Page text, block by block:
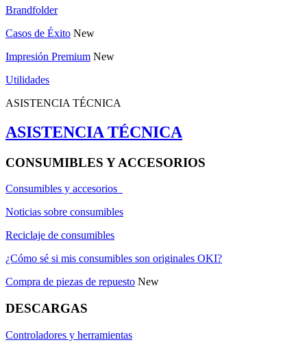
Brandfolder
Casos de Éxito New
Impresión Premium New
Utilidades
ASISTENCIA TÉCNICA
ASISTENCIA TÉCNICA
CONSUMIBLES Y ACCESORIOS
Consumibles y accesorios
Noticias sobre consumibles
Reciclaje de consumibles
¿Cómo sé si mis consumibles son originales OKI?
Compra de piezas de repuesto New
DESCARGAS
Controladores y herramientas